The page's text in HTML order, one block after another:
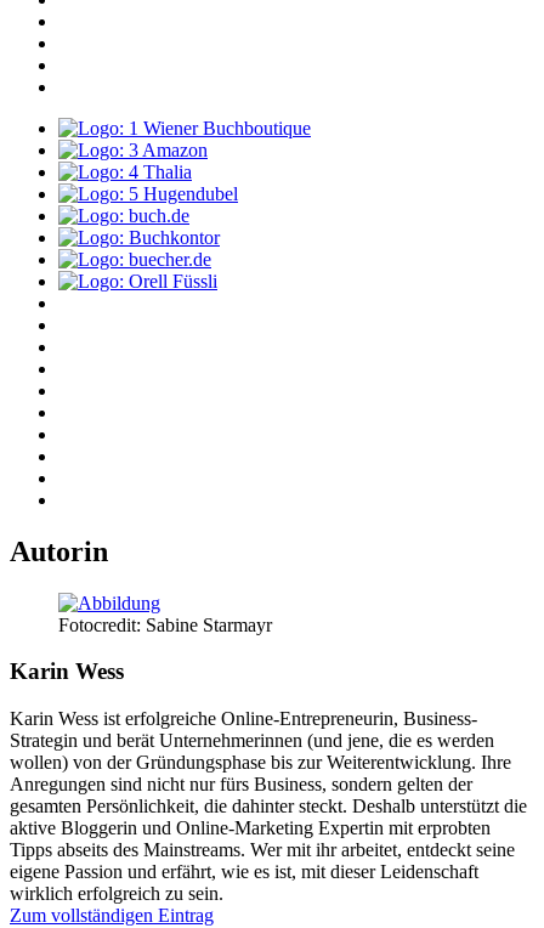
Autorin
Fotocredit: Sabine Starmayr
Karin Wess
Karin Wess ist erfolgreiche Online-Entrepreneurin, Business-
Strategin und berät Unternehmerinnen (und jene, die es werden
wollen) von der Gründungsphase bis zur Weiterentwicklung. Ihre
Anregungen sind nicht nur fürs Business, sondern gelten der
gesamten Persönlichkeit, die dahinter steckt. Deshalb unterstützt die
aktive Bloggerin und Online-Marketing Expertin mit erprobten
Tipps abseits des Mainstreams. Wer mit ihr arbeitet, entdeckt seine
eigene Passion und erfährt, wie es ist, mit dieser Leidenschaft
wirklich erfolgreich zu sein.
Zum vollständigen Eintrag